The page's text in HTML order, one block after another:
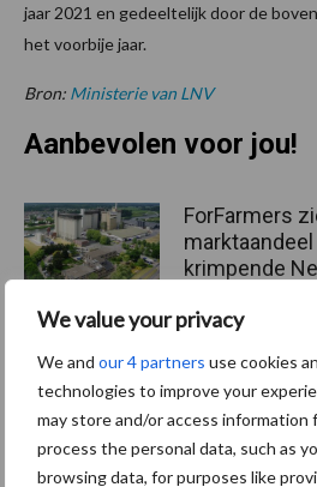
We value your privacy
We and our 4 partners use cookies
technologies to improve your
may store and/or access information
process the personal data, such as
browsing data, for purposes like
jaar 2021 en gedeeltelijk door de
het voorbije jaar.
Bron: Ministerie van LNV
Aanbevolen voor jou!
ForFarmers
krimpende
Tien
een langere